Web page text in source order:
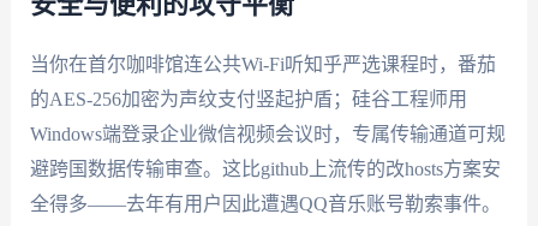
当你在首尔咖啡馆连公共Wi-Fi听知乎严选课程时，番茄
的AES-256加密为声纹支付竖起护盾；硅谷工程师用
Windows端登录企业微信视频会议时，专属传输通道可规
避跨国数据传输审查。这比github上流传的改hosts方案安
全得多——去年有用户因此遭遇QQ音乐账号勒索事件。